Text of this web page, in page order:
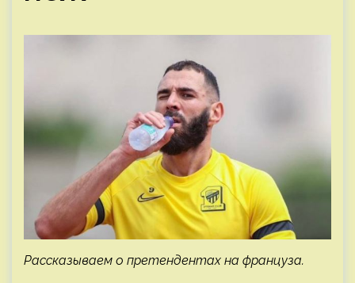
Рассказываем о претендентах на француза.